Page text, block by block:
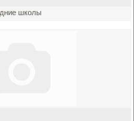
школы